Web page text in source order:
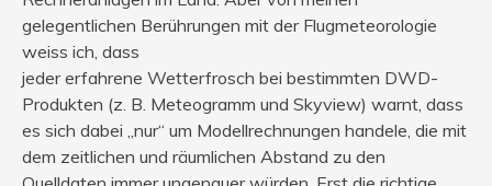
gelegentlichen Berührungen mit der Flugmeteorologie
weiss ich, dass
jeder erfahrene Wetterfrosch bei bestimmten DWD-
Produkten (z. B. Meteogramm und Skyview) warnt, dass
es sich dabei „nur“ um Modellrechnungen handele, die mit
dem zeitlichen und räumlichen Abstand zu den